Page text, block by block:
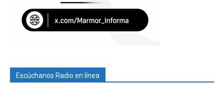
Escúchanos Radio en línea